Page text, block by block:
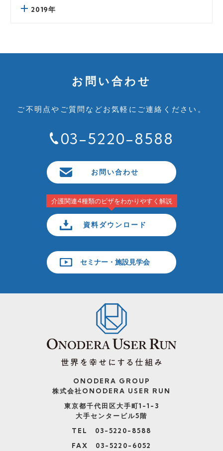
2019年
お問い合わせ
ご不明点やご質問などお気軽にご連絡ください。
03-5220-8588
お問い合わせ
介護関連4種類のビザをわかりやすく解説
資料ダウンロード
セミナー・施設見学会
ONODERA GROUP
株式会社ONODERA USER RUN
東京都千代田区大手町1-1-3
大手センタービル5階
TEL 03-5220-8588
FAX 03-5220-6052